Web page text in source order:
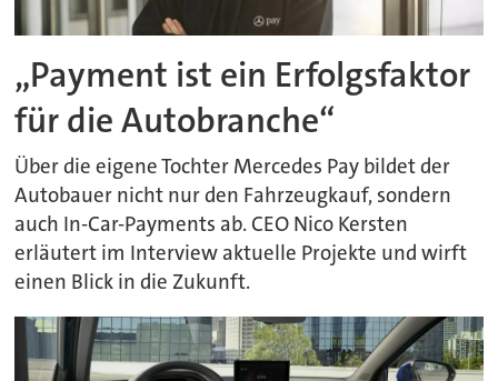
„Payment ist ein Erfolgsfaktor
für die Autobranche“
Über die eigene Tochter Mercedes Pay bildet der
Autobauer nicht nur den Fahrzeugkauf, sondern
auch In-Car-Payments ab. CEO Nico Kersten
erläutert im Interview aktuelle Projekte und wirft
einen Blick in die Zukunft.